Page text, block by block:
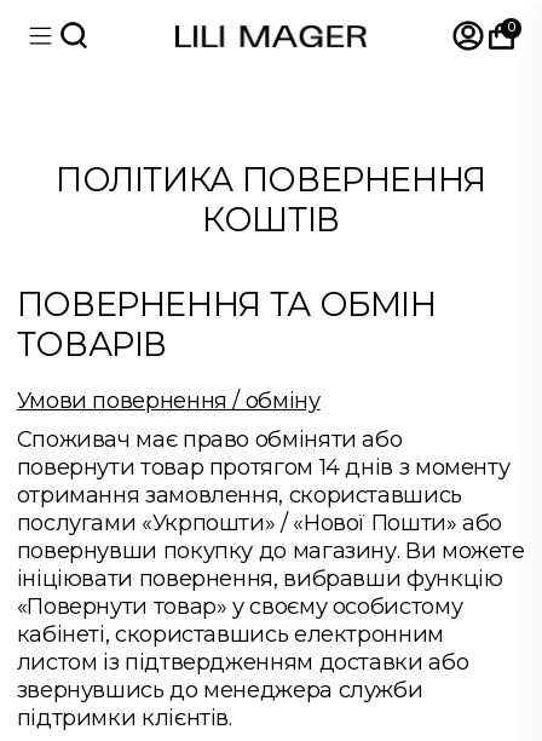
0
ПОЛІТИКА ПОВЕРНЕННЯ
КОШТІВ
ПОВЕРНЕННЯ ТА ОБМІН
ТОВАРІВ
Умови повернення / обміну
Споживач має право обміняти або
повернути товар протягом 14 днів з моменту
отримання замовлення, скориставшись
послугами «Укрпошти» / «Нової Пошти» або
повернувши покупку до магазину. Ви можете
ініціювати повернення, вибравши функцію
«Повернути товар» у своєму особистому
кабінеті, скориставшись електронним
листом із підтвердженням доставки або
звернувшись до менеджера служби
підтримки клієнтів.